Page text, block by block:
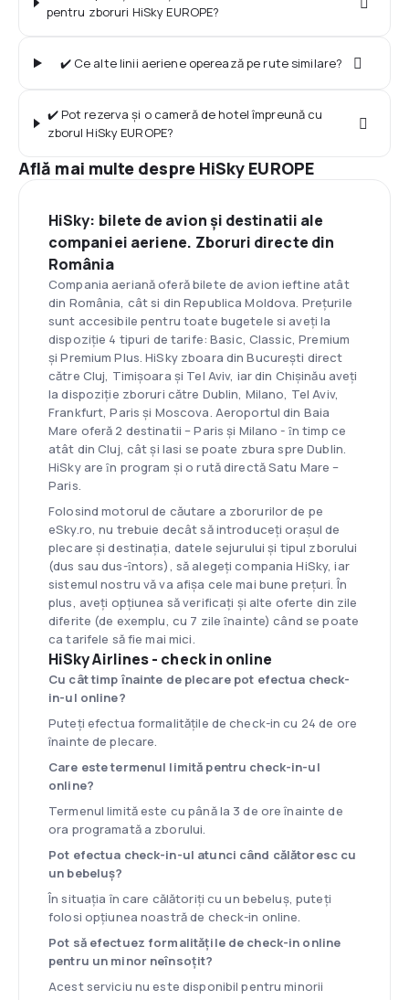
pentru zboruri HiSky EUROPE?
✔️ Ce alte linii aeriene operează pe rute similare?
✔️ Pot rezerva și o cameră de hotel împreună cu
zborul HiSky EUROPE?
Află mai multe despre HiSky EUROPE
HiSky: bilete de avion și destinatii ale
companiei aeriene. Zboruri directe din
România
Compania aeriană oferă bilete de avion ieftine atât
din România, cât si din Republica Moldova. Preţurile
sunt accesibile pentru toate bugetele si aveţi la
dispoziţie 4 tipuri de tarife: Basic, Classic, Premium
şi Premium Plus. HiSky zboara din Bucureşti direct
către Cluj, Timişoara şi Tel Aviv, iar din Chişinău aveţi
la dispoziţie zboruri către Dublin, Milano, Tel Aviv,
Frankfurt, Paris şi Moscova. Aeroportul din Baia
Mare oferă 2 destinatii – Paris şi Milano - ȋn timp ce
atât din Cluj, cât şi Iasi se poate zbura spre Dublin.
HiSky are ȋn program şi o rută directă Satu Mare –
Paris.
Folosind motorul de căutare a zborurilor de pe
eSky.ro, nu trebuie decât să introduceţi oraşul de
plecare şi destinaţia, datele sejurului şi tipul zborului
(dus sau dus-ȋntors), să alegeţi compania HiSky, iar
sistemul nostru vă va afişa cele mai bune preţuri. În
plus, aveţi opţiunea să verificaţi şi alte oferte din zile
diferite (de exemplu, cu 7 zile ȋnainte) când se poate
ca tarifele să fie mai mici.
HiSky Airlines - check in online
Cu cât timp înainte de plecare pot efectua check-
in-ul online?
Puteți efectua formalitățile de check-in cu 24 de ore
înainte de plecare.
Care este termenul limită pentru check-in-ul
online?
Termenul limită este cu până la 3 de ore înainte de
ora programată a zborului.
Pot efectua check-in-ul atunci când călătoresc cu
un bebeluș?
În situația în care călătoriți cu un bebeluș, puteți
folosi opțiunea noastră de check-in online.
Pot să efectuez formalitățile de check-in online
pentru un minor neînsoțit?
Acest serviciu nu este disponibil pentru minorii